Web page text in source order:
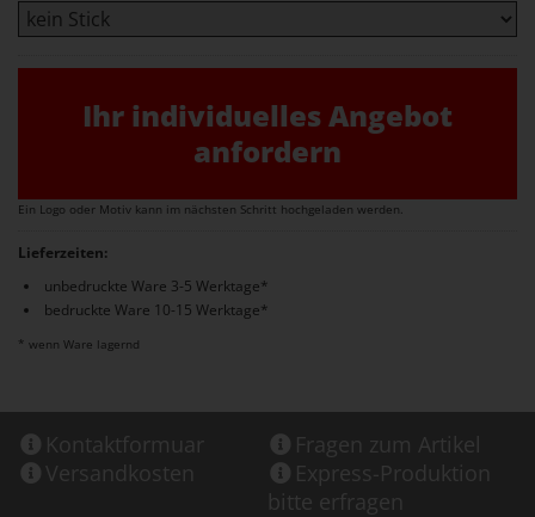
Ihr individuelles Angebot
anfordern
Ein Logo oder Motiv kann im nächsten Schritt hochgeladen werden.
Lieferzeiten:
unbedruckte Ware 3-5 Werktage*
bedruckte Ware 10-15 Werktage*
* wenn Ware lagernd
Kontaktformuar
Fragen zum Artikel
Versandkosten
Express-Produktion
bitte erfragen